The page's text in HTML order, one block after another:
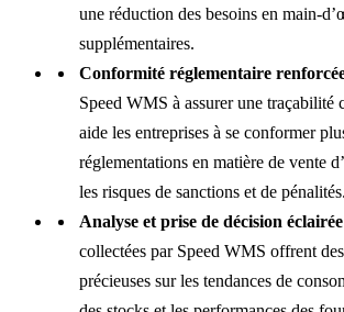
une réduction des besoins en main-
supplémentaires.
Conformité réglementaire
Speed WMS à assurer une traçabilité
aide les entreprises à se conformer
réglementations en matière de vente
les risques de sanctions et de pénalités.
Analyse et prise de décision éclairée
collectées par Speed WMS offrent
précieuses sur les tendances de